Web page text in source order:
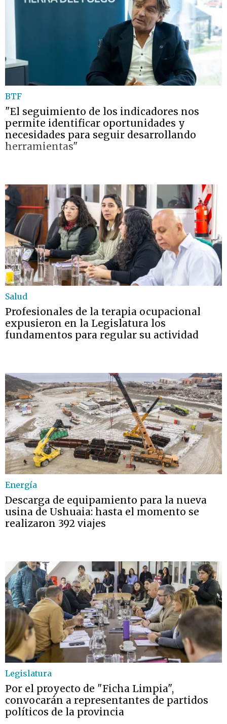
BTF
"El seguimiento de los indicadores nos
permite identificar oportunidades y
necesidades para seguir desarrollando
herramientas"
Salud
Profesionales de la terapia ocupacional
expusieron en la Legislatura los
fundamentos para regular su actividad
Energía
Descarga de equipamiento para la nueva
usina de Ushuaia: hasta el momento se
realizaron 392 viajes
Legislatura
Por el proyecto de "Ficha Limpia",
convocarán a representantes de partidos
políticos de la provincia